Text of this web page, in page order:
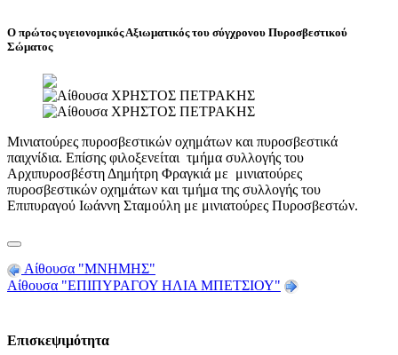
Ο πρώτος υγειονομικός Αξιωματικός του σύγχρονου Πυροσβεστικού
Σώματος
Μινιατούρες πυροσβεστικών οχημάτων και πυροσβεστικά
παιχνίδια. Επίσης φιλοξενείται τμήμα συλλογής του
Αρχιπυροσβέστη Δημήτρη Φραγκιά με μινιατούρες
πυροσβεστικών οχημάτων και τμήμα της συλλογής του
Επιπυραγού Ιωάννη Σταμούλη με μινιατούρες Πυροσβεστών.
Αίθουσα "ΜΝΗΜΗΣ"
Αίθουσα "ΕΠΙΠΥΡΑΓΟΥ ΗΛΙΑ ΜΠΕΤΣΙΟΥ"
Επισκεψιμότητα